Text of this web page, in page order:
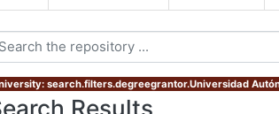
search.filters.degreegrantor.Universidad
Results